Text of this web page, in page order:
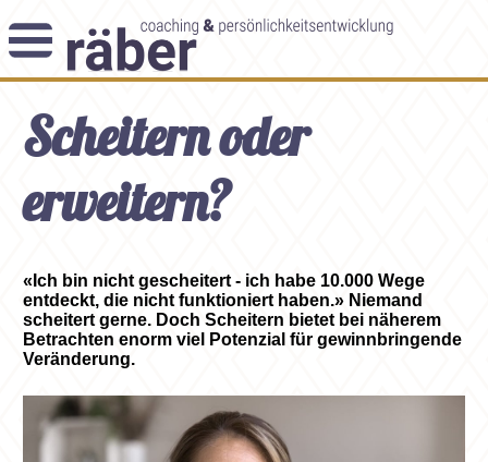
Themenblog
Angebot
Coaching-Impulse
Das Enneagramm
Arbeitsweise
Andreas Räber
Scheitern oder
erweitern?
«Ich bin nicht gescheitert - ich habe 10.000 Wege
entdeckt, die nicht funktioniert haben.» Niemand
scheitert gerne. Doch Scheitern bietet bei näherem
Betrachten enorm viel Potenzial für gewinnbringende
Veränderung.